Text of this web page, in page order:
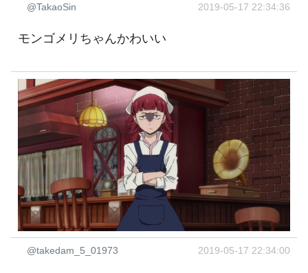
@TakaoSin 2019-05-17 22:34:36
モンゴメリちゃんかわいい
@takedam_5_01973 2019-05-17 22:34:00